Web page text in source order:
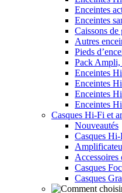
Enceintes
Enceintes
Caissons de
Autres
Pieds
Pack Ampli,
Enceintes
Enceintes
Enceintes
Enceintes
Casques Hi-Fi et
Nouveautés
Casques Hi-
Accessoires
Casques
Casques